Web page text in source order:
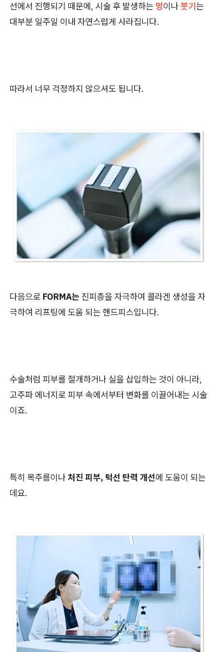
선에서 진행되기 때문에, 시술 후 발생하는 멍이나붓기는
대부분 일주일 이내 자연스럽게 사라집니다.
따라서 너무 걱정하지 않으셔도 됩니다.
다음으로 FORMA는 진피층을 자극하여 콜라겐 생성을 자
극하여 리프팅에 도움 되는 핸드피스입니다.
수술처럼 피부를 절개하거나 실을 삽입하는 것이 아니라,
고주파 에너지로 피부 속에서부터 변화를 이끌어내는 시술
이죠.
특히 목주름이나처진 피부, 턱선 탄력 개선에 도움이 되는
데요.